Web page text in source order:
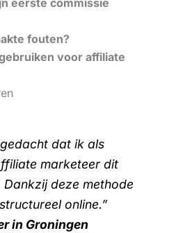
fouten?
voor affiliate
dat ik als
marketeer dit
deze methode
online.”
in Groningen